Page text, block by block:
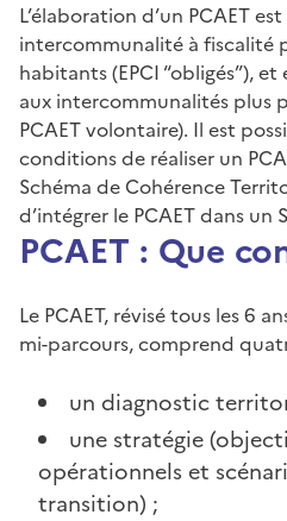
L’élaboration d’un PCAET
intercommunalité à fiscalité
habitants (EPCI “obligés”),
aux intercommunalités plus
PCAET volontaire). Il est
conditions de réaliser un
Schéma de Cohérence
d’intégrer le PCAET dans un
PCAET : Que
Le PCAET, révisé tous les 6
mi-parcours, comprend
un diagnostic
une stratégie
opérationnels et
transition) ;